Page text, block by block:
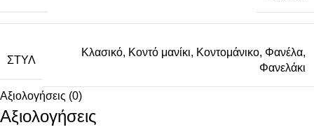
ΣΤΥΛ
Κλασικό, Κοντό μανίκι, Κοντομάνικο, Φανέλα,
Φανελάκι
Αξιολογήσεις (0)
Αξιολογήσεις